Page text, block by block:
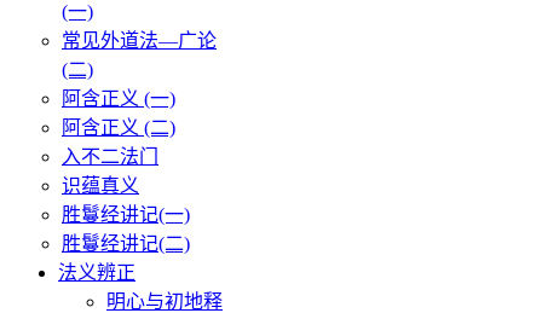
(一)
常见外道法—广论
(二)
阿含正义 (一)
阿含正义 (二)
入不二法门
识蕴真义
胜鬘经讲记(一)
胜鬘经讲记(二)
法义辨正
明心与初地释